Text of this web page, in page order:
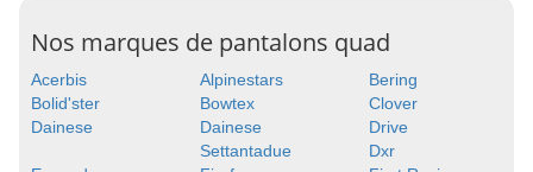
Nos marques de pantalons quad
Acerbis Alpinestars
Bering
Bolid'ster
Bowtex
Clover
Dainese
Dainese
Settantadue
Drive
Dxr